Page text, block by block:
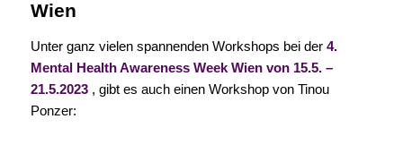
Wien
Unter ganz vielen spannenden Workshops bei der 4.
Mental Health Awareness Week Wien von 15.5. –
21.5.2023 , gibt es auch einen Workshop von Tinou
Ponzer: